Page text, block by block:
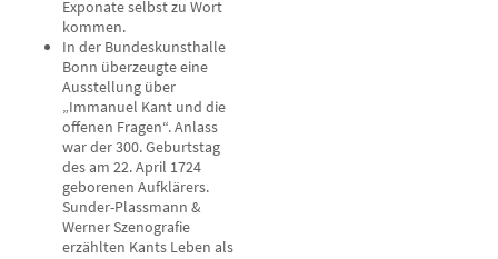
Exponate selbst zu Wort
kommen.
In der Bundeskunsthalle
Bonn überzeugte eine
Ausstellung über
„Immanuel Kant und die
offenen Fragen“. Anlass
war der 300. Geburtstag
des am 22. April 1724
geborenen Aufklärers.
Sunder-Plassmann &
Werner Szenografie
erzählten Kants Leben als